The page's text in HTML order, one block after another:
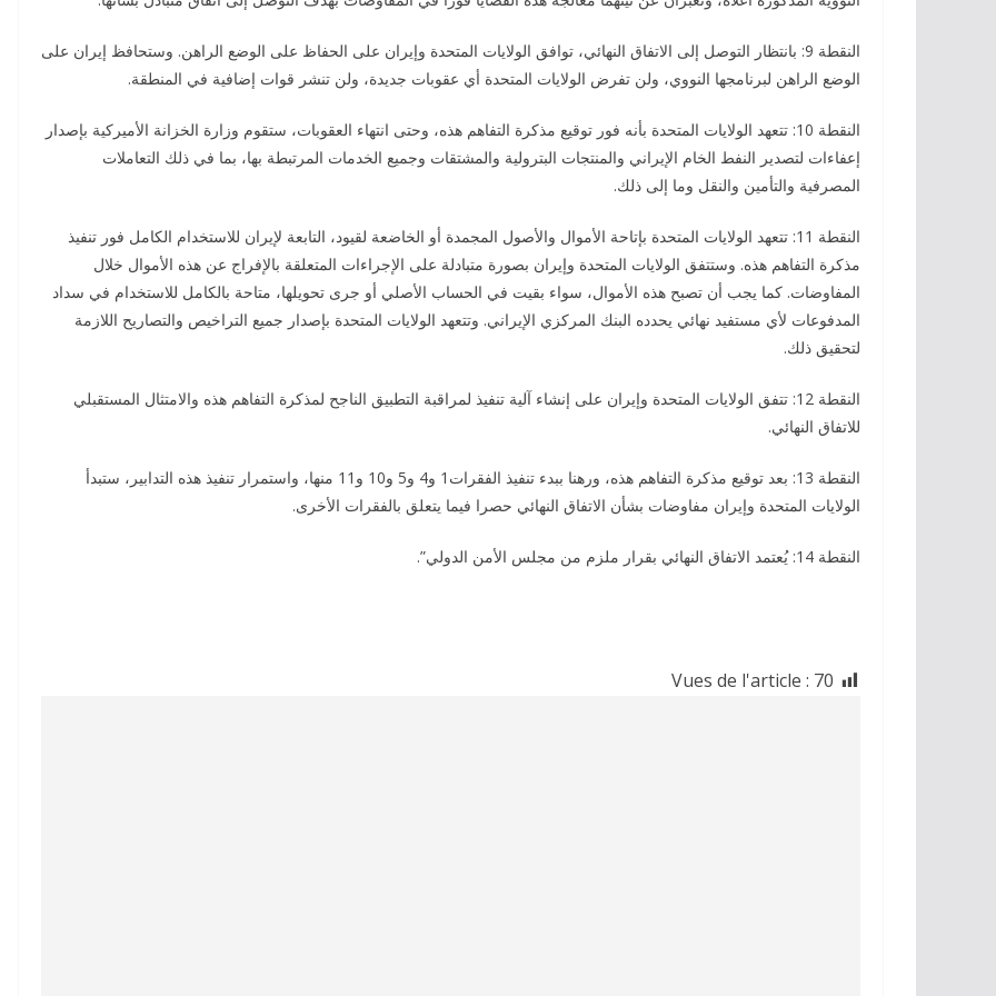
النقطة 9: بانتظار التوصل إلى الاتفاق النهائي، توافق الولايات المتحدة وإيران على الحفاظ على الوضع الراهن. وستحافظ إيران على
الوضع الراهن لبرنامجها النووي، ولن تفرض الولايات المتحدة أي عقوبات جديدة، ولن تنشر قوات إضافية في المنطقة.
النقطة 10: تتعهد الولايات المتحدة بأنه فور توقيع مذكرة التفاهم هذه، وحتى انتهاء العقوبات، ستقوم وزارة الخزانة الأميركية بإصدار
إعفاءات لتصدير النفط الخام الإيراني والمنتجات البترولية والمشتقات وجميع الخدمات المرتبطة بها، بما في ذلك التعاملات
المصرفية والتأمين والنقل وما إلى ذلك.
النقطة 11: تتعهد الولايات المتحدة بإتاحة الأموال والأصول المجمدة أو الخاضعة لقيود، التابعة لإيران للاستخدام الكامل فور تنفيذ
مذكرة التفاهم هذه. وستتفق الولايات المتحدة وإيران بصورة متبادلة على الإجراءات المتعلقة بالإفراج عن هذه الأموال خلال
المفاوضات. كما يجب أن تصبح هذه الأموال، سواء بقيت في الحساب الأصلي أو جرى تحويلها، متاحة بالكامل للاستخدام في سداد
المدفوعات لأي مستفيد نهائي يحدده البنك المركزي الإيراني. وتتعهد الولايات المتحدة بإصدار جميع التراخيص والتصاريح اللازمة
لتحقيق ذلك.
النقطة 12: تتفق الولايات المتحدة وإيران على إنشاء آلية تنفيذ لمراقبة التطبيق الناجح لمذكرة التفاهم هذه والامتثال المستقبلي
للاتفاق النهائي.
النقطة 13: بعد توقيع مذكرة التفاهم هذه، ورهنا ببدء تنفيذ الفقرات1 و4 و5 و10 و11 منها، واستمرار تنفيذ هذه التدابير، ستبدأ
الولايات المتحدة وإيران مفاوضات بشأن الاتفاق النهائي حصرا فيما يتعلق بالفقرات الأخرى.
النقطة 14: يُعتمد الاتفاق النهائي بقرار ملزم من مجلس الأمن الدولي”.
Vues de l'article : 70